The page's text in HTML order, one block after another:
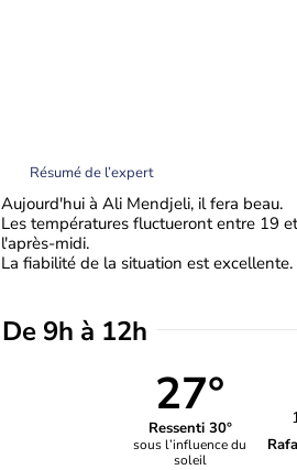
Résumé de l’expert
Aujourd'hui à Ali Mendjeli, il fera beau.
Les températures fluctueront entre 19
l'après-midi.
La fiabilité de la situation est excellente.
De 9h à 12h
27°
Ressenti 30°
sous l’influence du
soleil